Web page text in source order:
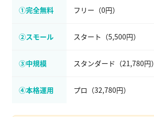
①完全無料 フリー（0円）
②スモール スタート（5,500円）
③中規模 スタンダード（21,780円）
④本格運用 プロ（32,780円）